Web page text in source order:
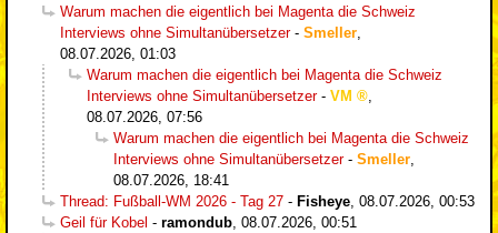
Warum machen die eigentlich bei Magenta die Schweiz
Interviews ohne Simultanübersetzer- Smeller
08.07.2026, 01:03
Warum machen die eigentlich bei Magenta die Schweiz
Interviews ohne Simultanübersetzer- VM
08.07.2026, 07:56
Warum machen die eigentlich bei Magenta die Schweiz
Interviews ohne Simultanübersetzer- Smeller
08.07.2026, 18:41
Thread: Fußball-WM 2026 - Tag 27 - Fisheye 08.07.2026, 00:53
Geil für Kobel - ramondub 08.07.2026, 00:51